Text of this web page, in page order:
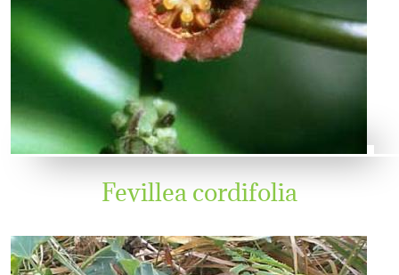
Fevillea cordifolia